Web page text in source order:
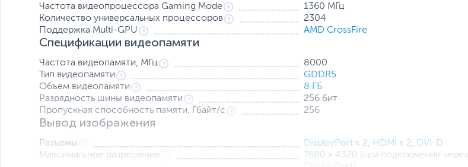
Частота видеопроцессора Gaming Mode
1360 МГц
Количество универсальных процессоров
2304
Поддержка Multi-GPU
AMD CrossFire
Спецификации видеопамяти
Частота видеопамяти, МГц
8000
Тип видеопамяти
GDDR5
Объем видеопамяти
8 ГБ
Разрядность шины видеопамяти
256 бит
Пропускная способность памяти, Гбайт/с
256
Вывод изображения
Разъемы DisplayPort x 2, HDMI x 2, DVI-D
Максимальное разрешение
7680 x 4320 (при подключении через